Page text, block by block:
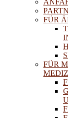
FÜR
FÜR